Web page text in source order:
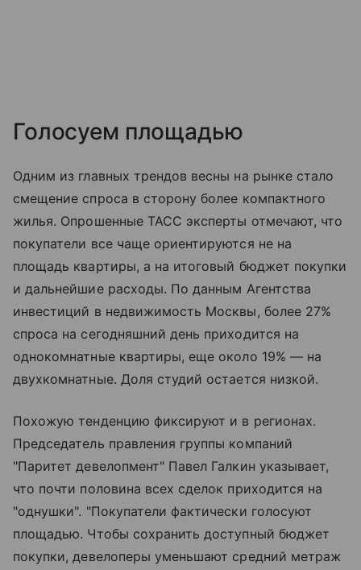
Голосуем площадью
Одним из главных трендов весны на рынке стало
смещение спроса в сторону более компактного
жилья. Опрошенные ТАСС эксперты отмечают, что
покупатели все чаще ориентируются не на
площадь квартиры, а на итоговый бюджет покупки
и дальнейшие расходы. По данным Агентства
инвестиций в недвижимость Москвы, более 27%
спроса на сегодняшний день приходится на
однокомнатные квартиры, еще около 19% — на
двухкомнатные. Доля студий остается низкой.
Похожую тенденцию фиксируют и в регионах.
Председатель правления группы компаний
"Паритет девелопмент" Павел Галкин указывает,
что почти половина всех сделок приходится на
"однушки". "Покупатели фактически голосуют
площадью. Чтобы сохранить доступный бюджет
покупки, девелоперы уменьшают средний метраж